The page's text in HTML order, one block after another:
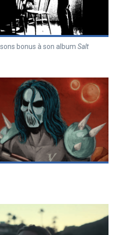
bonus à son album Salt